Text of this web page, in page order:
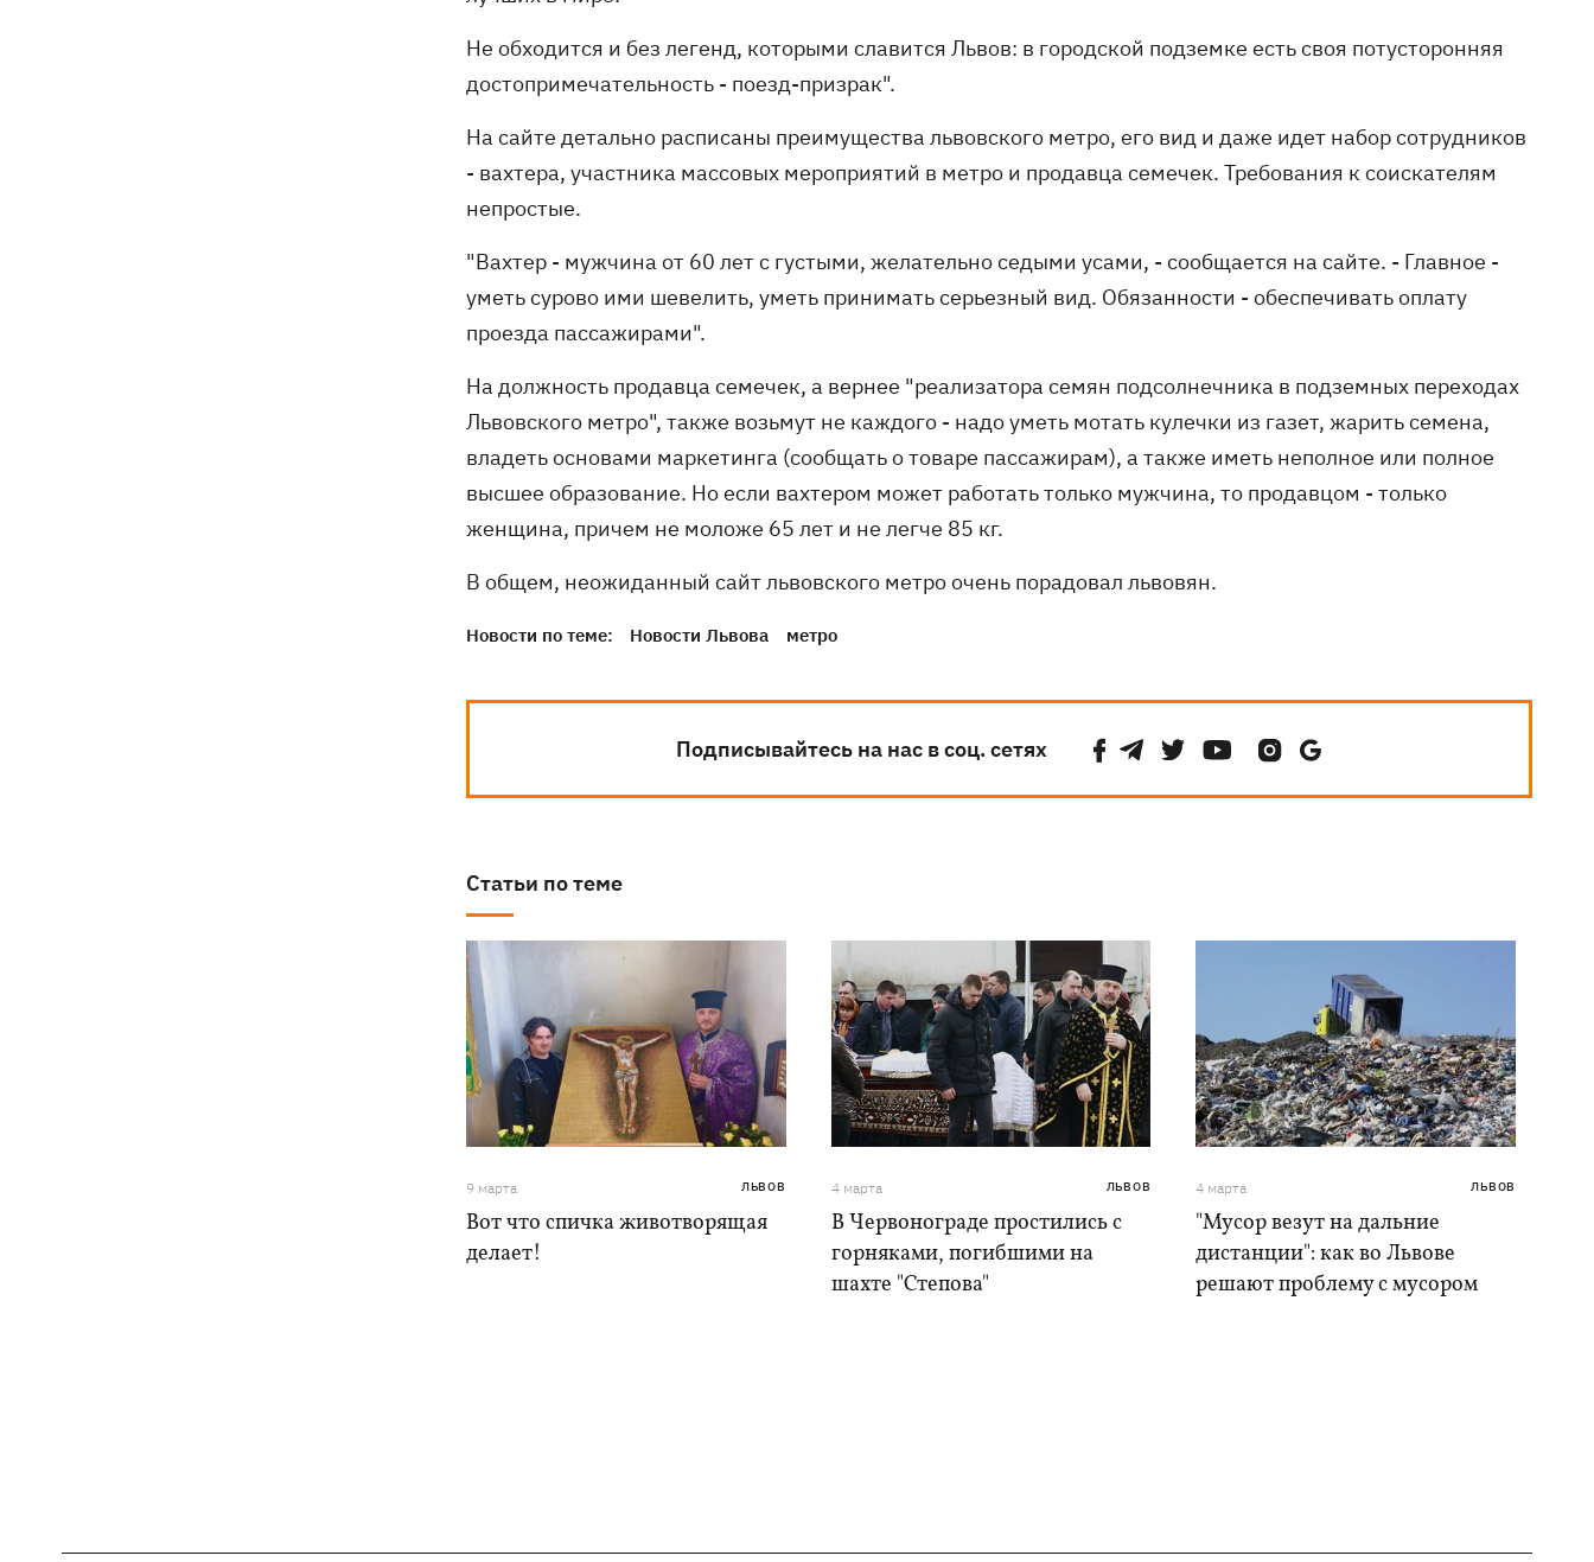
Не обходится и без легенд, которыми славится Львов: в городской подземке есть своя потусторонняя
достопримечательность - поезд-призрак".
На сайте детально расписаны преимущества львовского метро, его вид и даже идет набор сотрудников
- вахтера, участника массовых мероприятий в метро и продавца семечек. Требования к соискателям
непростые.
"Вахтер - мужчина от 60 лет с густыми, желательно седыми усами, - сообщается на сайте. - Главное -
уметь сурово ими шевелить, уметь принимать серьезный вид. Обязанности - обеспечивать оплату
проезда пассажирами".
На должность продавца семечек, а вернее "реализатора семян подсолнечника в подземных переходах
Львовского метро", также возьмут не каждого - надо уметь мотать кулечки из газет, жарить семена,
владеть основами маркетинга (сообщать о товаре пассажирам), а также иметь неполное или полное
высшее образование. Но если вахтером может работать только мужчина, то продавцом - только
женщина, причем не моложе 65 лет и не легче 85 кг.
В общем, неожиданный сайт львовского метро очень порадовал львовян.
Новости по теме: Новости Львова метро
Подписывайтесь на нас в соц. сетях
Статьи по теме
9 марта ЛЬВОВ
Вот что спичка животворящая
делает!
4 марта ЛЬВОВ
В Червонограде простились с
горняками, погибшими на
шахте "Степова"
4 марта ЛЬВОВ
"Мусор везут на дальние
дистанции": как во Львове
решают проблему с мусором